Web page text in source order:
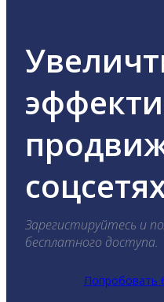
Зарегистируйтесь и
бесплатного доступа.
Попробовать